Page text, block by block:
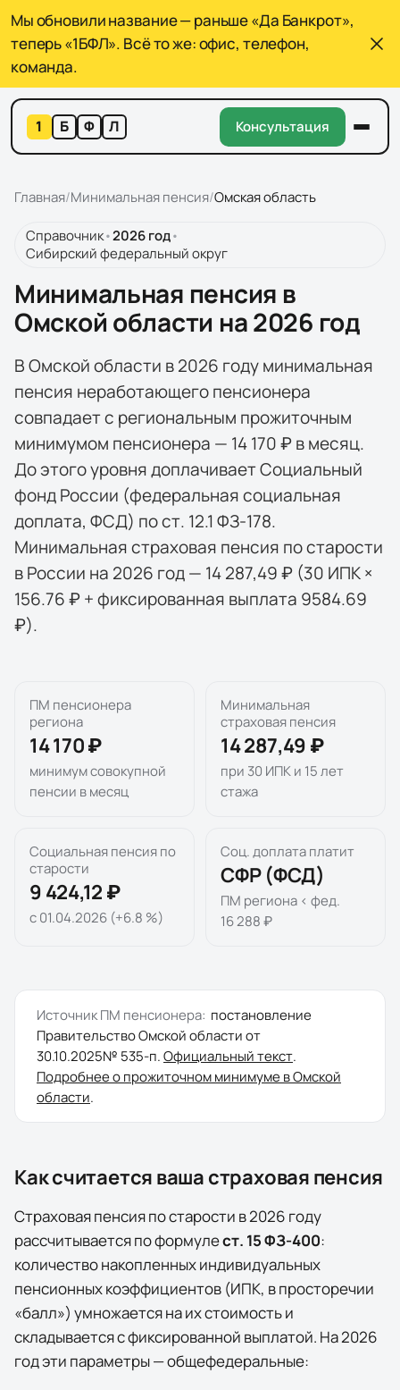
Мы обновили название — раньше «Да Банкрот»,
теперь «1БФЛ». Всё то же: офис, телефон,
команда.
1 Б Ф Л Консультация
Главная/Минимальная пенсия/Омская область
Справочник•2026год•
Сибирский федеральный округ
Минимальная пенсия в
Омской области на 2026 год
В Омской области в 2026 году минимальная
пенсия неработающего пенсионера
совпадает с региональным прожиточным
минимумом пенсионера — 14 170 ₽ в месяц.
До этого уровня доплачивает Социальный
фонд России (федеральная социальная
доплата, ФСД) по ст. 12.1 ФЗ-178.
Минимальная страховая пенсия по старости
в России на 2026 год — 14 287,49 ₽ (30 ИПК ×
156.76 ₽ + фиксированная выплата 9584.69
₽).
ПМ пенсионера
региона
14 170 ₽
минимум совокупной
пенсии в месяц
Минимальная
страховая пенсия
14 287,49 ₽
при 30 ИПК и 15 лет
стажа
Социальная пенсия по
старости
9 424,12 ₽
с 01.04.2026 (+6.8 %)
Соц. доплата платит
СФР (ФСД)
ПМ региона < фед.
16 288 ₽
Источник ПМ пенсионера: постановление
Правительство Омской областиот
30.10.2025№ 535-п.Официальный текст.
Подробнее о прожиточном минимуме вОмской
области.
Как считается ваша страховая пенсия
Страховая пенсия по старости в2026 году
рассчитывается по формулест. 15 ФЗ-400:
количество накопленных индивидуальных
пенсионных коэффициентов (ИПК, в просторечии
«балл») умножается на их стоимость и
складывается с фиксированной выплатой. На2026
год эти параметры — общефедеральные: